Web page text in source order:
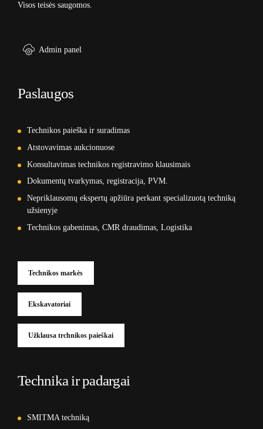
Visos teisės saugomos.
Admin panel
Paslaugos
Technikos paieška ir suradimas
Atstovavimas aukcionuose
Konsultavimas technikos registravimo klausimais
Dokumentų tvarkymas, registracija, PVM.
Nepriklausomų ekspertų apžiūra perkant specializuotą techniką
užsienyje
Technikos gabenimas, CMR draudimas, Logistika
Technikos markės
Ekskavatoriai
Užklausa trchnikos paieškai
Technika ir padargai
SMITMA techniką